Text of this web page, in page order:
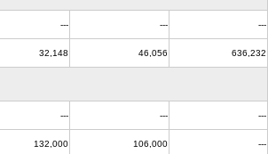
--- --- ---
32,148 46,056 636,232
--- --- ---
132,000 106,000 ---